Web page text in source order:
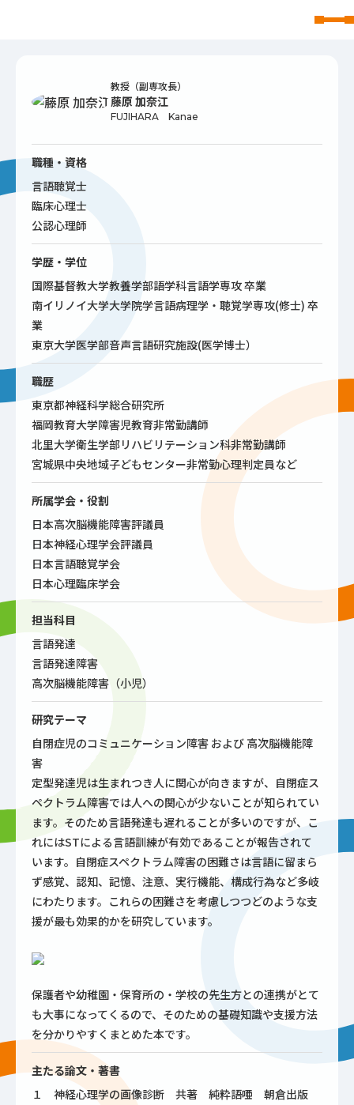
教授（副専攻長）
藤原 加奈江
FUJIHARA Kanae
職種・資格
言語聴覚士
臨床心理士
公認心理師
学歴・学位
国際基督教大学教養学部語学科言語学専攻 卒業
南イリノイ大学大学院学言語病理学・聴覚学専攻(修士) 卒
業
東京大学医学部音声言語研究施設(医学博士）
職歴
東京都神経科学総合研究所
福岡教育大学障害児教育非常勤講師
北里大学衛生学部リハビリテーション科非常勤講師
宮城県中央地域子どもセンター非常勤心理判定員など
所属学会・役割
日本高次脳機能障害評議員
日本神経心理学会評議員
日本言語聴覚学会
日本心理臨床学会
担当科目
言語発達
言語発達障害
高次脳機能障害（小児）
研究テーマ
自閉症児のコミュニケーション障害 および 高次脳機能障
害
定型発達児は生まれつき人に関心が向きますが、自閉症ス
ペクトラム障害では人への関心が少ないことが知られてい
ます。そのため言語発達も遅れることが多いのですが、こ
れにはSTによる言語訓練が有効であることが報告されて
います。自閉症スペクトラム障害の困難さは言語に留まら
ず感覚、認知、記憶、注意、実行機能、構成行為など多岐
にわたります。これらの困難さを考慮しつつどのような支
援が最も効果的かを研究しています。
保護者や幼稚園・保育所の・学校の先生方との連携がとて
も大事になってくるので、そのための基礎知識や支援方法
を分かりやすくまとめた本です。
主たる論文・著書
１ 神経心理学の画像診断 共著 純粋語唖 朝倉出版